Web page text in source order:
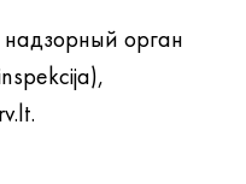
орган